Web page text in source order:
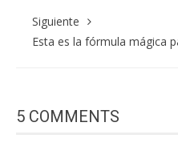
Siguiente
Esta es la fórmula mágica
5 COMMENTS